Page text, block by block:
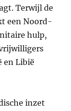
Terwijl de
een Noord-
hulp,
en Libië
inzet